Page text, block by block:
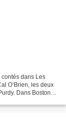
contés dans Les
O’Brien, les deux
Dans Boston